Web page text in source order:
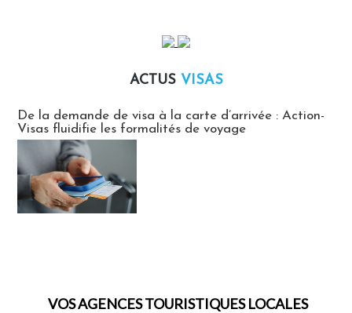
ACTUS VISAS
De la demande de visa à la carte d’arrivée : Action-
Visas fluidifie les formalités de voyage
VOS AGENCES TOURISTIQUES LOCALES